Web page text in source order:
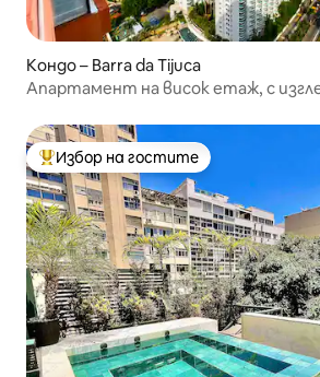
Кондо – Barra da Tijuca
Апартамент на висок етаж, с
Най-популярен избор на гостите
Избор на гостите